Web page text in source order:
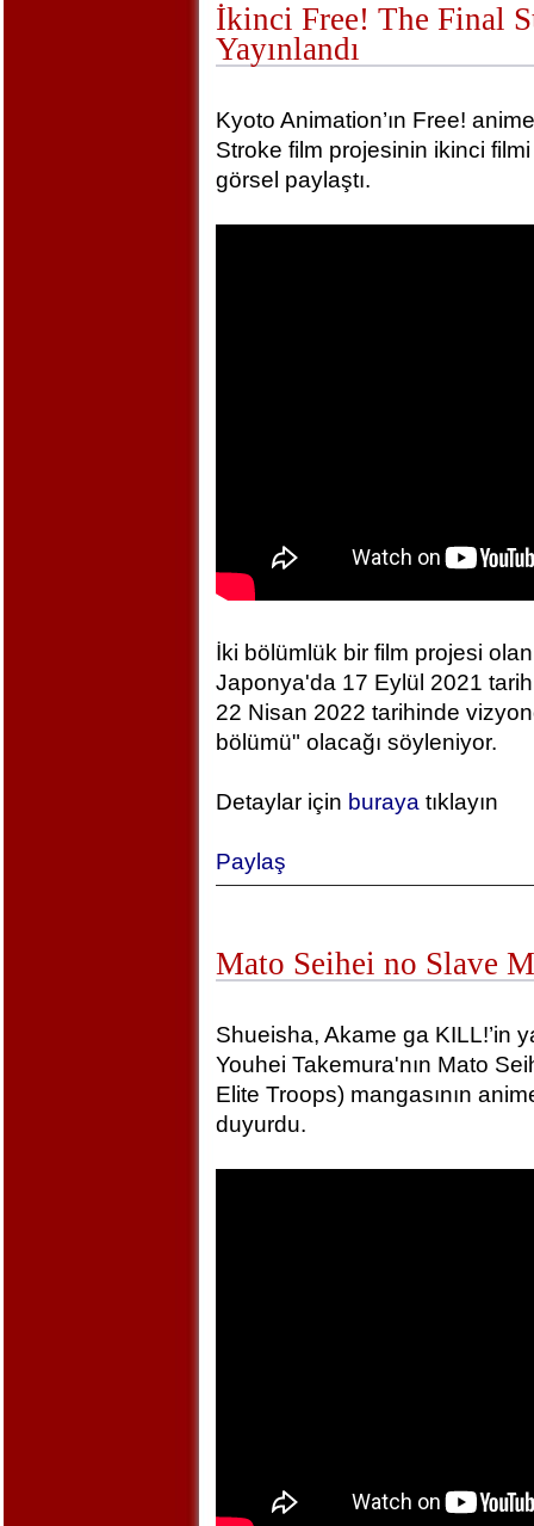
İkinci Free! The Final
Yayınlandı
Kyoto Animation’ın Free!
Stroke film projesinin ikinci
görsel paylaştı.
İki bölümlük bir film projesi
Japonya'da 17 Eylül 2021
22 Nisan 2022 tarihinde
bölümü" olacağı söyleniyor.
Detaylar için buraya tıklayın
Paylaş
Mato Seihei no Slave
Shueisha, Akame ga KILL!’in
Youhei Takemura'nın Mato
Elite Troops) mangasının
duyurdu.